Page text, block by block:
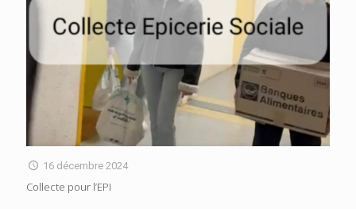
16 décembre 2024
Collecte pour l’EPI